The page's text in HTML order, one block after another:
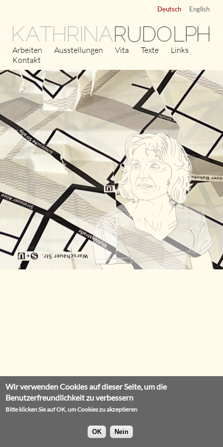
KATHRINARUDOLPH
Arbeiten
Ausstellungen Vita Texte
Links
Kontakt
Deutsch English
Wir verwenden Cookies auf dieser Seite, um die
Benutzerfreundlichkeit zu verbessern
Bitte klicken Sie auf OK, um Cookies zu akzeptieren
OK Nein